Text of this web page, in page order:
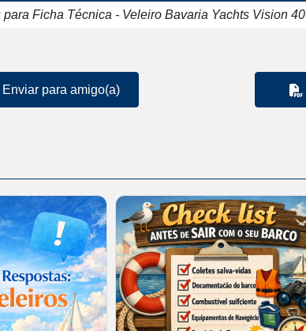
Ficha Técnica - Veleiro Bavaria Yachts Vision 40
Enviar para amigo(a)